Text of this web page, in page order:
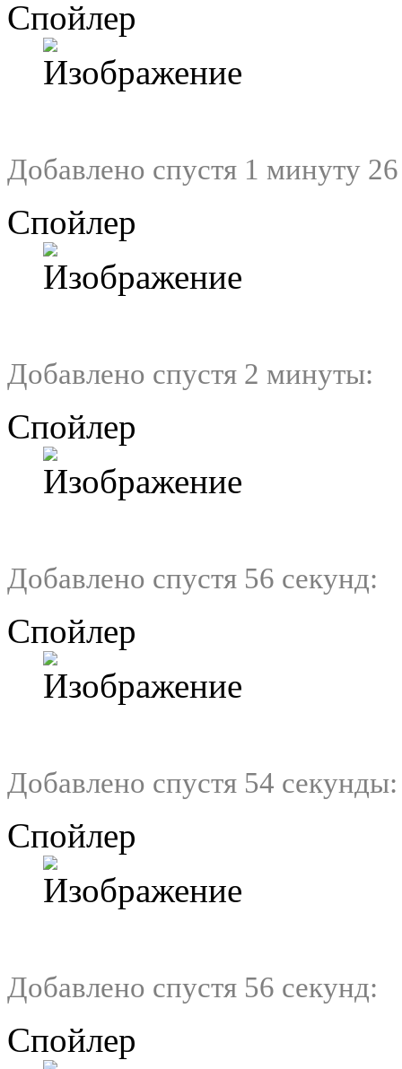
Спойлер
Добавлено спустя 1 минуту
Спойлер
Добавлено спустя 2 минуты:
Спойлер
Добавлено спустя 56 секунд:
Спойлер
Добавлено спустя 54 секунды:
Спойлер
Добавлено спустя 56 секунд:
Спойлер